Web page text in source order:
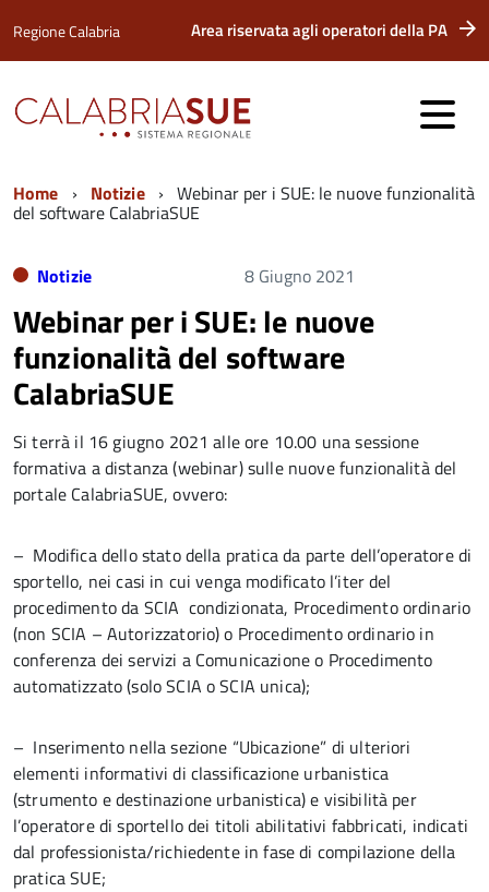
Regione Calabria Area riservata agli operatori della PA
Home Notizie Webinar per i SUE: le nuove funzionalità
del software CalabriaSUE
Notizie 8 Giugno 2021
Webinar per i SUE: le nuove
funzionalità del software
CalabriaSUE
Si terrà il 16 giugno 2021 alle ore 10.00 una sessione
formativa a distanza (webinar) sulle nuove funzionalità del
portale CalabriaSUE, ovvero:
– Modifica dello stato della pratica da parte dell’operatore di
sportello, nei casi in cui venga modificato l’iter del
procedimento da SCIA condizionata, Procedimento ordinario
(non SCIA – Autorizzatorio) o Procedimento ordinario in
conferenza dei servizi a Comunicazione o Procedimento
automatizzato (solo SCIA o SCIA unica);
– Inserimento nella sezione “Ubicazione” di ulteriori
elementi informativi di classificazione urbanistica
(strumento e destinazione urbanistica) e visibilità per
l’operatore di sportello dei titoli abilitativi fabbricati, indicati
dal professionista/richiedente in fase di compilazione della
pratica SUE;